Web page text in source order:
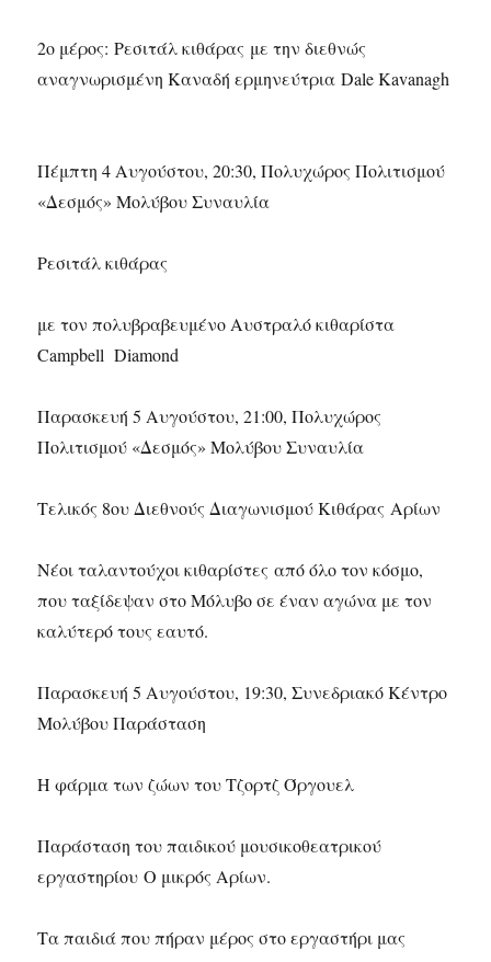
2ο μέρος: Ρεσιτάλ κιθάρας με την διεθνώς
αναγνωρισμένη Καναδή ερμηνεύτρια Dale Kavanagh
Πέμπτη 4 Αυγούστου, 20:30, Πολυχώρος Πολιτισμού
«Δεσμός» Μολύβου Συναυλία
Ρεσιτάλ κιθάρας
με τον πολυβραβευμένο Αυστραλό κιθαρίστα
Campbell Diamond
Παρασκευή 5 Αυγούστου, 21:00, Πολυχώρος
Πολιτισμού «Δεσμός» Μολύβου Συναυλία
Τελικός 8ου Διεθνούς Διαγωνισμού Κιθάρας Αρίων
Νέοι ταλαντούχοι κιθαρίστες από όλο τον κόσμο,
που ταξίδεψαν στο Μόλυβο σε έναν αγώνα με τον
καλύτερό τους εαυτό.
Παρασκευή 5 Αυγούστου, 19:30, Συνεδριακό Κέντρο
Μολύβου Παράσταση
Η φάρμα των ζώων του Τζορτζ Όργουελ
Παράσταση του παιδικού μουσικοθεατρικού
εργαστηρίου Ο μικρός Αρίων.
Τα παιδιά που πήραν μέρος στο εργαστήρι μας